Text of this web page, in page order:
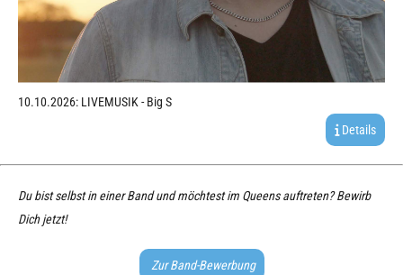
10.10.2026: LIVEMUSIK - Big S
Details
Du bist selbst in einer Band und möchtest im Queens auftreten? Bewirb
Dich jetzt!
Zur Band-Bewerbung